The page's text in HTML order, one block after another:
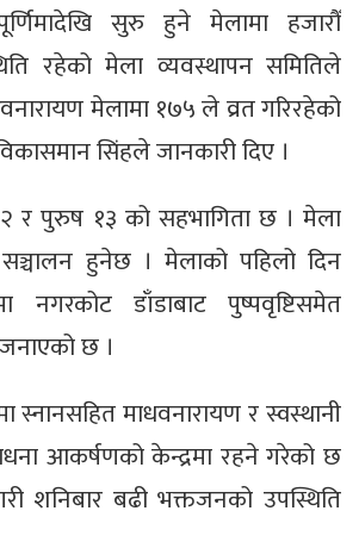
सुरु हुने मेलामा हजारौँ
रहेको मेला व्यवस्थापन समितिले
मेलामा १७५ ले व्रत गरिरहेको
सिंहले जानकारी दिए ।
र पुरुष १३ को सहभागिता छ । मेला
हुनेछ । मेलाको पहिलो दिन
नगरकोट डाँडाबाट पुष्पवृष्टिसमेत
छ ।
स्नानसहित माधवनारायण र स्वस्थानी
आकर्षणको केन्द्रमा रहने गरेको छ
शनिबार बढी भक्तजनको उपस्थिति